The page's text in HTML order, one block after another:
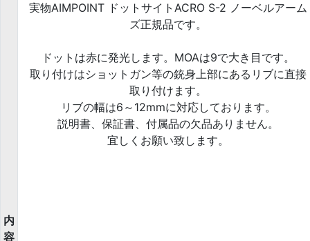
内
容
実物AIMPOINT ドットサイトACRO S-2 ノーベルアーム
ズ正規品です。
ドットは赤に発光します。MOAは9で大き目です。
取り付けはショットガン等の銃身上部にあるリブに直接
取り付けます。
リブの幅は6～12mmに対応しております。
説明書、保証書、付属品の欠品ありません。
宜しくお願い致します。